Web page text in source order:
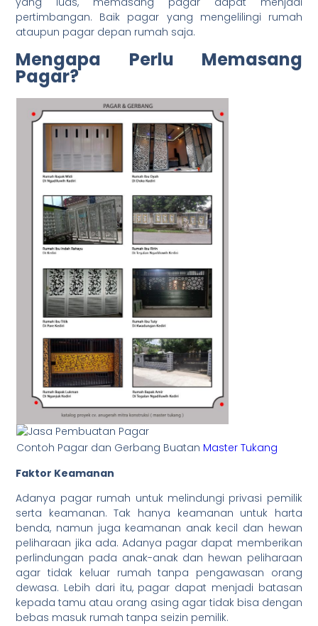
pertimbangan. Baik pagar yang mengelilingi rumah
ataupun pagar depan rumah saja.
Mengapa Perlu Memasang
Pagar?
Contoh Pagar dan Gerbang Buatan Master Tukang
Faktor Keamanan
Adanya pagar rumah untuk melindungi privasi pemilik
serta keamanan. Tak hanya keamanan untuk harta
benda, namun juga keamanan anak kecil dan hewan
peliharaan jika ada. Adanya pagar dapat memberikan
perlindungan pada anak-anak dan hewan peliharaan
agar tidak keluar rumah tanpa pengawasan orang
dewasa. Lebih dari itu, pagar dapat menjadi batasan
kepada tamu atau orang asing agar tidak bisa dengan
bebas masuk rumah tanpa seizin pemilik.